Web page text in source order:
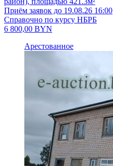
Приём заявок до 19.08.26 16:00
Справочно по курсу НБРБ
6 800,00 BYN
Арестованное